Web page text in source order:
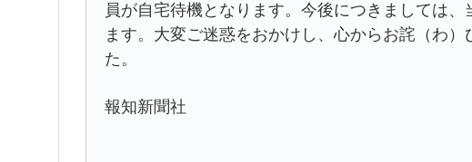
員が自宅待機となります。今後につきましては
ます。大変ご迷惑をおかけし、心からお詫（わ
た。
報知新聞社